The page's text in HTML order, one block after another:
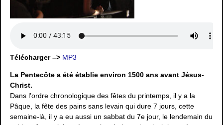
Télécharger –> MP3
La Pentecôte a été établie environ 1500 ans avant Jésus-
Christ.
Dans l’ordre chronologique des fêtes du printemps, il y a la
Pâque, la fête des pains sans levain qui dure 7 jours, cette
semaine-là, il y a eu aussi un sabbat du 7e jour, le lendemain du